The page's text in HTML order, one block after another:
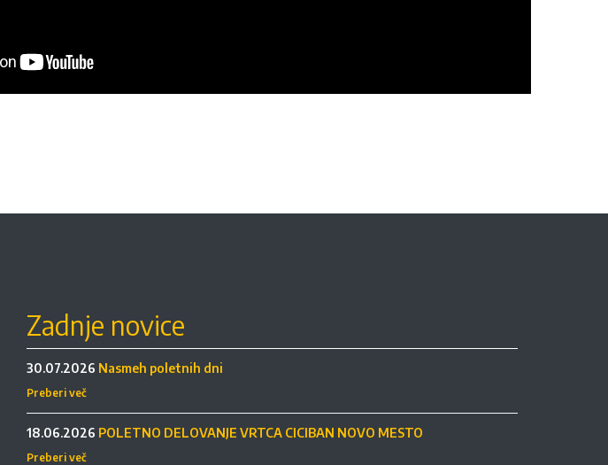
Zadnje novice
30.07.2026 Nasmeh poletnih dni
Preberi več
18.06.2026 POLETNO DELOVANJE VRTCA CICIBAN NOVO MESTO
Preberi več